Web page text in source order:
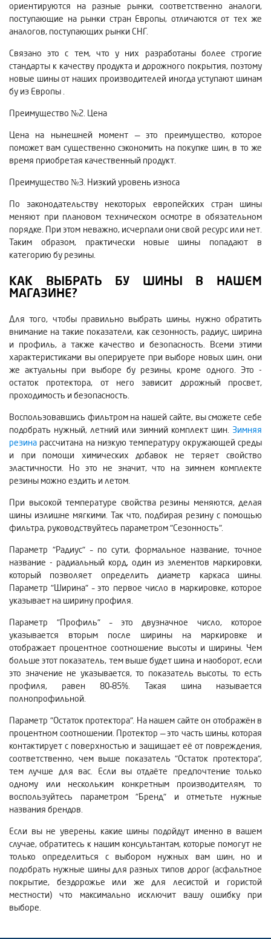
ориентируются на разные рынки, соответственно аналоги,
поступающие на рынки стран Европы, отличаются от тех же
аналогов, поступающих рынки СНГ.
Связано это с тем, что у них разработаны более строгие
стандарты к качеству продукта и дорожного покрытия, поэтому
новые шины от наших производителей иногда уступают шинам
бу из Европы .
Преимущество №2. Цена
Цена на нынешней момент — это преимущество, которое
поможет вам существенно сэкономить на покупке шин, в то же
время приобретая качественный продукт.
Преимущество №3. Низкий уровень износа
По законодательству некоторых европейских стран шины
меняют при плановом техническом осмотре в обязательном
порядке. При этом неважно, исчерпали они свой ресурс или нет.
Таким образом, практически новые шины попадают в
категорию бу резины.
КАК ВЫБРАТЬ БУ ШИНЫ В НАШЕМ
МАГАЗИНЕ?
Для того, чтобы правильно выбрать шины, нужно обратить
внимание на такие показатели, как сезонность, радиус, ширина
и профиль, а также качество и безопасность. Всеми этими
характеристиками вы оперируете при выборе новых шин, они
же актуальны при выборе бу резины, кроме одного. Это -
остаток протектора, от него зависит дорожный просвет,
проходимость и безопасность.
Воспользовавшись фильтром на нашей сайте, вы сможете себе
подобрать нужный, летний или зимний комплект шин. Зимняя
резина рассчитана на низкую температуру окружающей среды
и при помощи химических добавок не теряет свойство
эластичности. Но это не значит, что на зимнем комплекте
резины можно ездить и летом.
При высокой температуре свойства резины меняются, делая
шины излишне мягкими. Так что, подбирая резину с помощью
фильтра, руководствуйтесь параметром "Сезонность".
Параметр "Радиус" – по сути, формальное название, точное
название - радиальный корд, один из элементов маркировки,
который позволяет определить диаметр каркаса шины.
Параметр "Ширина" – это первое число в маркировке, которое
указывает на ширину профиля.
Параметр "Профиль" – это двузначное число, которое
указывается вторым после ширины на маркировке и
отображает процентное соотношение высоты и ширины. Чем
больше этот показатель, тем выше будет шина и наоборот, если
это значение не указывается, то показатель высоты, то есть
профиля, равен 80–85%. Такая шина называется
полнопрофильной.
Параметр "Остаток протектора". На нашем сайте он отображён в
процентном соотношении. Протектор — это часть шины, которая
контактирует с поверхностью и защищает её от повреждения,
соответственно, чем выше показатель "Остаток протектора",
тем лучше для вас. Если вы отдаёте предпочтение только
одному или нескольким конкретным производителям, то
воспользуйтесь параметром "Бренд" и отметьте нужные
названия брендов.
Если вы не уверены, какие шины подойдут именно в вашем
случае, обратитесь к нашим консультантам, которые помогут не
только определиться с выбором нужных вам шин, но и
подобрать нужные шины для разных типов дорог (асфальтное
покрытие, бездорожье или же для лесистой и гористой
местности) что максимально исключит вашу ошибку при
выборе.